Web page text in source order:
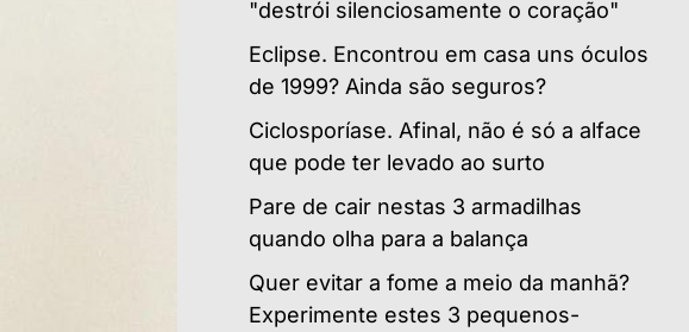
"destrói silenciosamente o coração"
Eclipse. Encontrou em casa uns óculos
de 1999? Ainda são seguros?
Ciclosporíase. Afinal, não é só a alface
que pode ter levado ao surto
Pare de cair nestas 3 armadilhas
quando olha para a balança
Quer evitar a fome a meio da manhã?
Experimente estes 3 pequenos-